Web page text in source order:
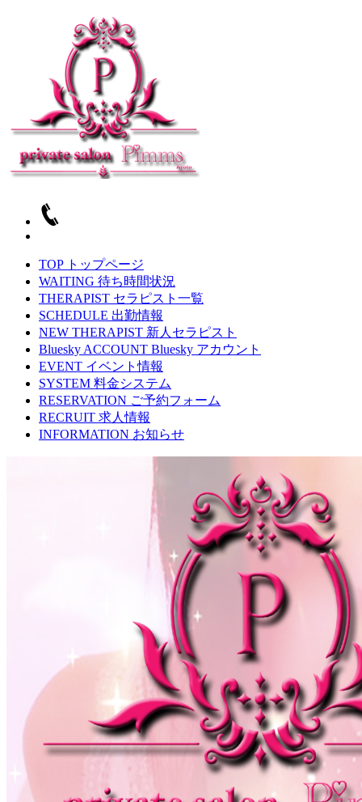
TOP トップページ
WAITING 待ち時間状況
THERAPIST セラピスト一覧
SCHEDULE 出勤情報
NEW THERAPIST 新人セラピスト
Bluesky ACCOUNT Bluesky アカウント
EVENT イベント情報
SYSTEM 料金システム
RESERVATION ご予約フォーム
RECRUIT 求人情報
INFORMATION お知らせ